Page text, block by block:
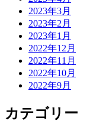
2023年3月
2023年2月
2023年1月
2022年12月
2022年11月
2022年10月
2022年9月
カテゴリー